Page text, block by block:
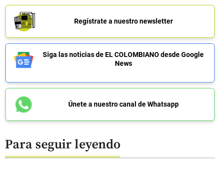
Regístrate a nuestro newsletter
Siga las noticias de EL COLOMBIANO desde Google
News
Únete a nuestro canal de Whatsapp
Para seguir leyendo